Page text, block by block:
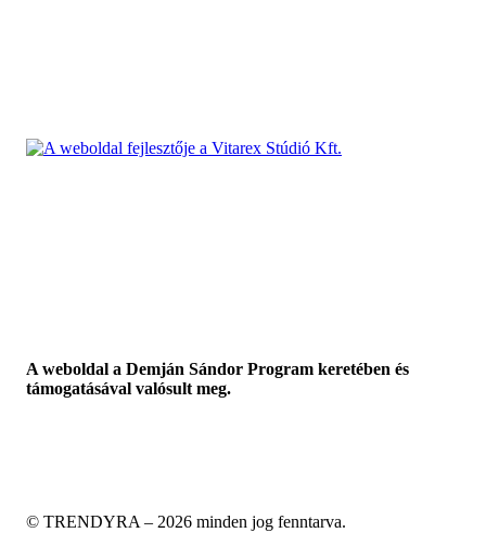
A weboldal a Demján Sándor Program keretében és
támogatásával valósult meg.
© TRENDYRA – 2026 minden jog fenntarva.